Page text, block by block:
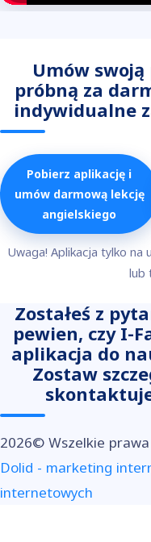
Umów
próbną za
indywidualne
Pobierz aplikację i
umów darmową lekcję
angielskiego
Uwaga! Aplikacja tylko
lub
Zostałeś z
pewien, czy I-
aplikacja do
Zostaw
2026© Wszelkie
Dolid - marketing
internetowych